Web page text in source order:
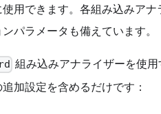
用できます。各組み込みア
パラメータも備えています。
組み込みアナライザーを使
加設定を含めるだけです：